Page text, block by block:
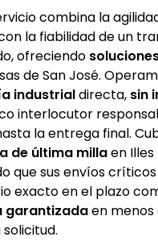
combina la
la fiabilidad de un
ofreciendo
de San José.
industrialdirecta, sin
interlocutor
la entrega final.
de última millaen Illes
que sus envíos
exacto en el plazo
garantizadaen menos